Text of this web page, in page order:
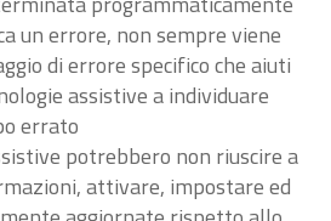
un errore, non sempre viene
di errore specifico che aiuti
assistive a individuare
errato
potrebbero non riuscire a
attivare, impostare ed